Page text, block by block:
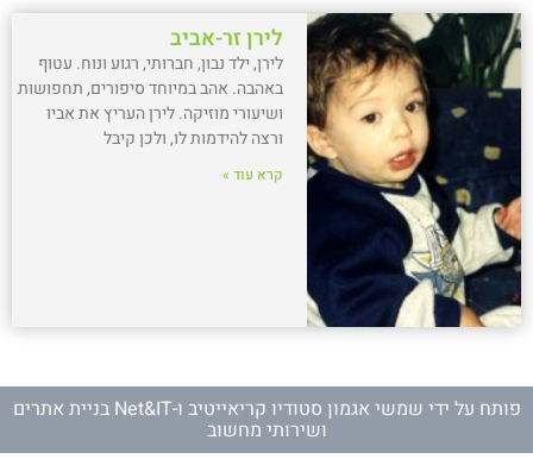
לירן זר-אביב
לירן, ילד נבון, חברותי, רגוע ונוח. עטוף
באהבה. אהב במיוחד סיפורים, תחפושות
ושיעורי מוזיקה. לירן העריץ את אביו
ורצה להידמות לו, ולכן קיבל
קרא עוד »
פותח על ידי שמשי אגמון סטודיו קריאייטיב ו- Net&IT בניית אתרים
ושירותי מחשוב